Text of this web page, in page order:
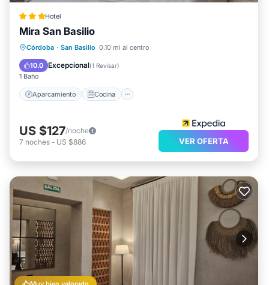
Hotel
Mira San Basilio
Córdoba · San Basilio 0.10 mi al centro
10.0 Excepcional(1 Revisar)
1 Baño
Aparcamiento Cocina
Aparcamiento
Cocina
Aire acondicionado
US $127/noche
7 noches - US $886 VER OFERTA